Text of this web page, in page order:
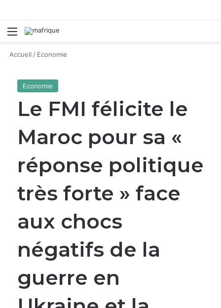
Menu
Accueil / Economie
Economie
Le FMI félicite le
Maroc pour sa «
réponse politique
très forte » face
aux chocs
négatifs de la
guerre en